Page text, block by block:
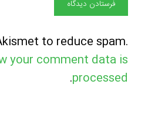
to reduce spam.
your comment data is
processed
.